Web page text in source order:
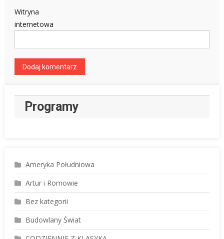
Witryna
internetowa
Programy
Ameryka Południowa
Artur i Romowie
Bez kategorii
Budowlany Świat